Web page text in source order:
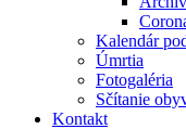
Kalendár
Úmrtia
Fotogaléria
Sčítanie
Kontakt